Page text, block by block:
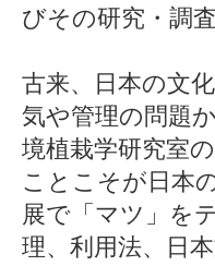
びその研究・調
古来、日本の文
気や管理の問題
境植栽学研究室
ことこそが日本
展で「マツ」を
理、利用法、日